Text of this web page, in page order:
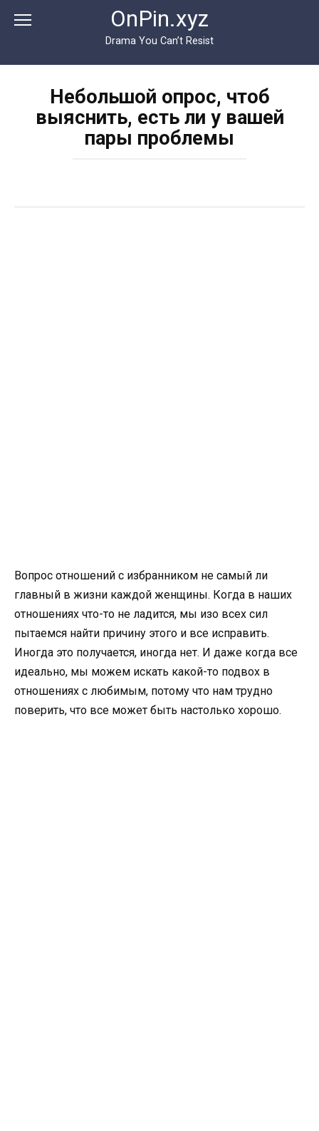
OnPin.xyz
Drama You Can’t Resist
Небольшой опрос, чтоб
выяснить, есть ли у вашей
пары проблемы
Вопрос отношений с избранником не самый ли
главный в жизни каждой женщины. Когда в наших
отношениях что-то не ладится, мы изо всех сил
пытаемся найти причину этого и все исправить.
Иногда это получается, иногда нет. И даже когда все
идеально, мы можем искать какой-то подвох в
отношениях с любимым, потому что нам трудно
поверить, что все может быть настолько хорошо.